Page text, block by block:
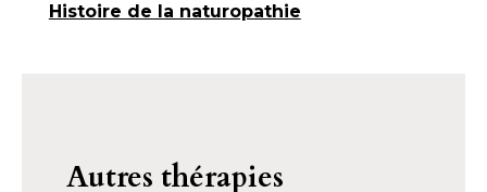
Histoire de la naturopathie
Autres thérapies